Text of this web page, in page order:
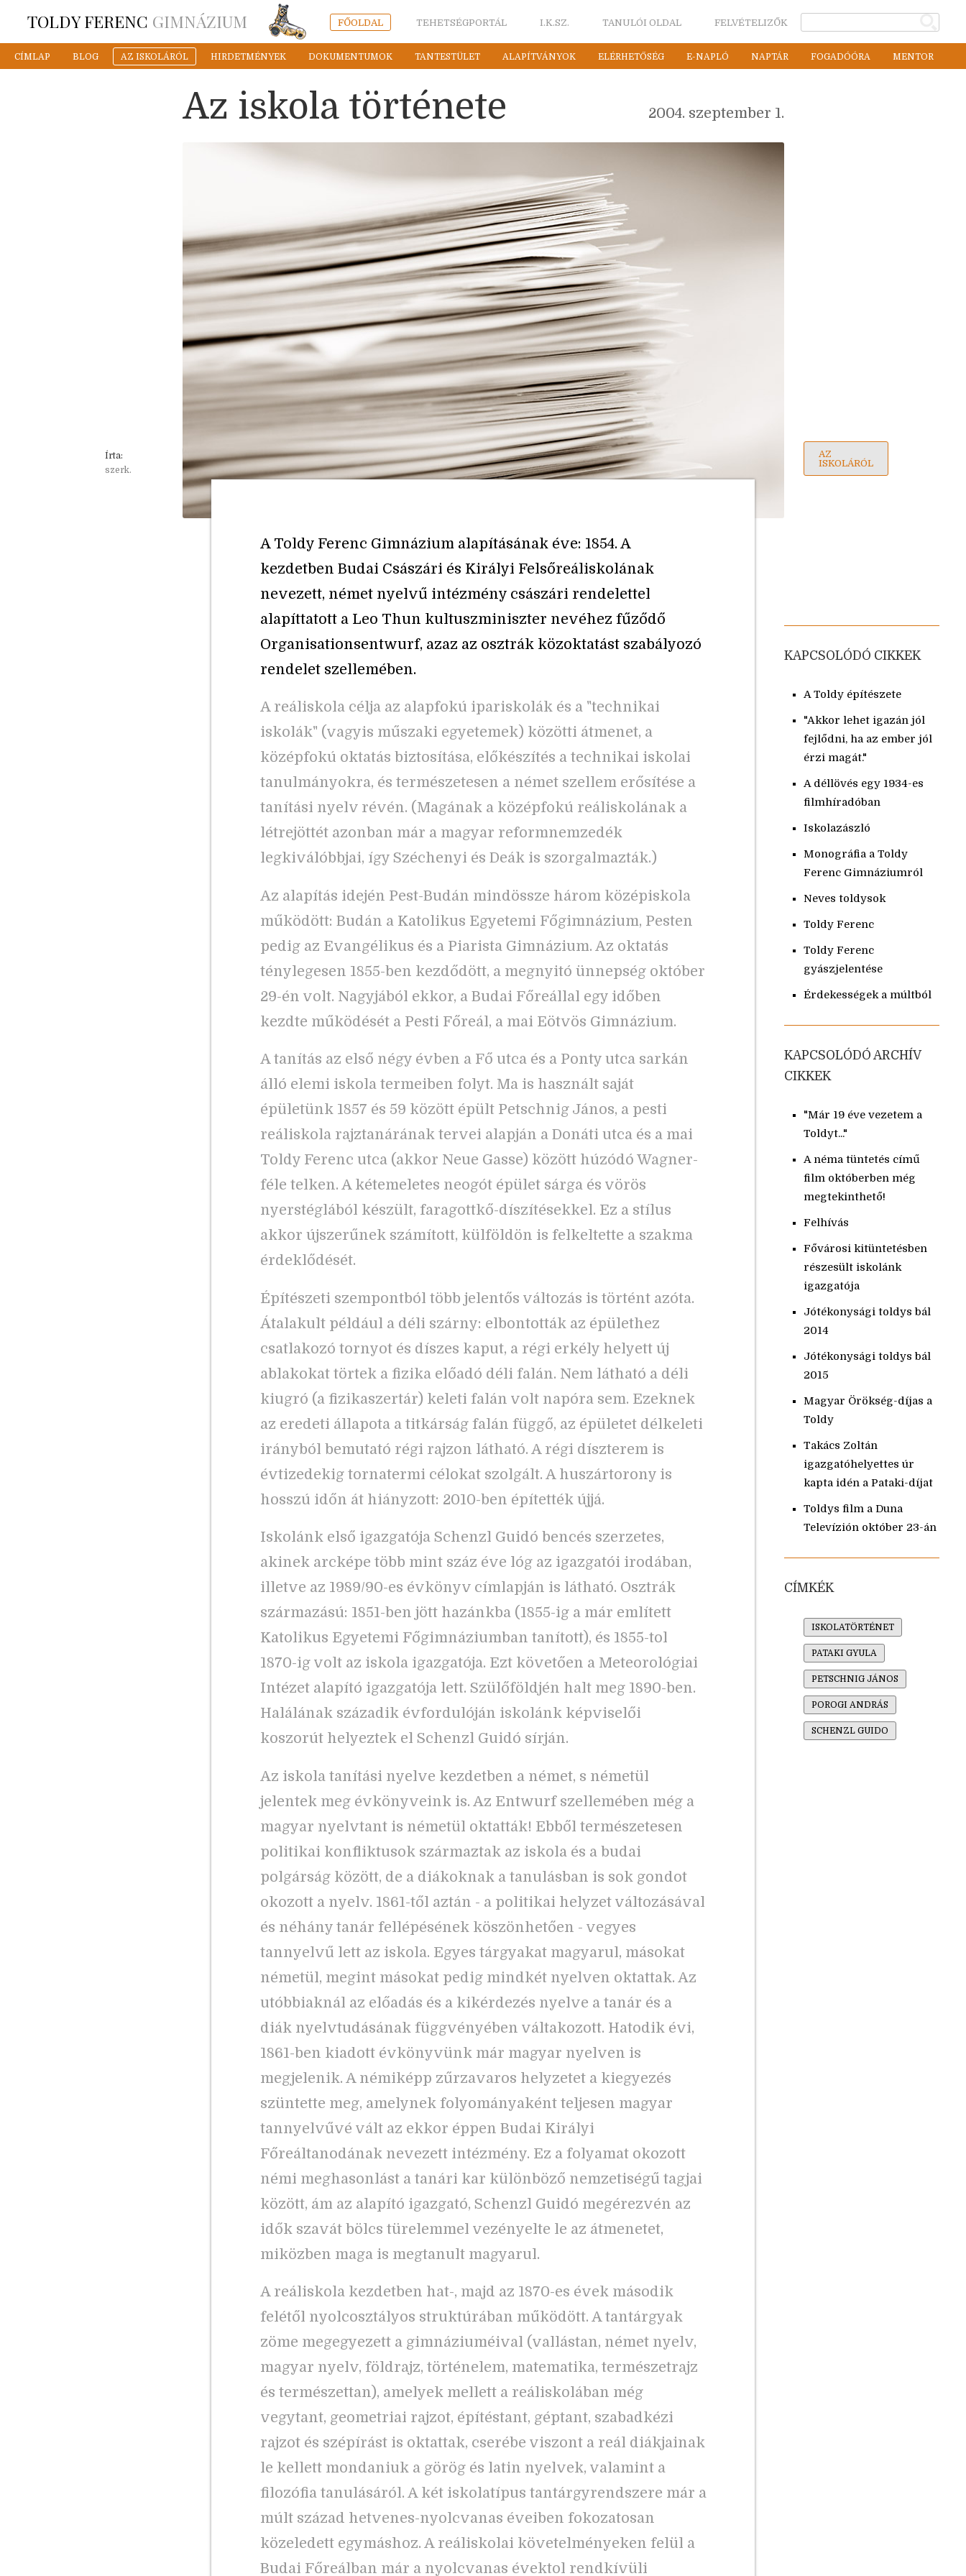
TOLDY FERENC GIMNÁZIUM FŐOLDAL TEHETSÉGPORTÁL I.K.SZ. TANULÓI OLDAL FELVÉTELIZŐK
CÍMLAP BLOG AZ ISKOLÁRÓL HIRDETMÉNYEK DOKUMENTUMOK TANTESTÜLET ALAPÍTVÁNYOK ELÉRHETŐSÉG E-NAPLÓ NAPTÁR FOGADÓÓRA MENTOR
Az iskola története 2004. szeptember 1.
Írta:
szerk.
AZ
ISKOLÁRÓL
A Toldy Ferenc Gimnázium alapításának éve: 1854. A
kezdetben Budai Császári és Királyi Felsőreáliskolának
nevezett, német nyelvű intézmény császári rendelettel
alapíttatott a Leo Thun kultuszminiszter nevéhez fűződő
Organisationsentwurf, azaz az osztrák közoktatást szabályozó
rendelet szellemében.
A reáliskola célja az alapfokú ipariskolák és a "technikai
iskolák" (vagyis műszaki egyetemek) közötti átmenet, a
középfokú oktatás biztosítása, előkészítés a technikai iskolai
tanulmányokra, és természetesen a német szellem erősítése a
tanítási nyelv révén. (Magának a középfokú reáliskolának a
létrejöttét azonban már a magyar reformnemzedék
legkiválóbbjai, így Széchenyi és Deák is szorgalmazták.)
Az alapítás idején Pest-Budán mindössze három középiskola
működött: Budán a Katolikus Egyetemi Főgimnázium, Pesten
pedig az Evangélikus és a Piarista Gimnázium. Az oktatás
ténylegesen 1855-ben kezdődött, a megnyitó ünnepség október
29-én volt. Nagyjából ekkor, a Budai Főreállal egy időben
kezdte működését a Pesti Főreál, a mai Eötvös Gimnázium.
A tanítás az első négy évben a Fő utca és a Ponty utca sarkán
álló elemi iskola termeiben folyt. Ma is használt saját
épületünk 1857 és 59 között épült Petschnig János, a pesti
reáliskola rajztanárának tervei alapján a Donáti utca és a mai
Toldy Ferenc utca (akkor Neue Gasse) között húzódó Wagner-
féle telken. A kétemeletes neogót épület sárga és vörös
nyerstéglából készült, faragottkő-díszítésekkel. Ez a stílus
akkor újszerűnek számított, külföldön is felkeltette a szakma
érdeklődését.
Építészeti szempontból több jelentős változás is történt azóta.
Átalakult például a déli szárny: elbontották az épülethez
csatlakozó tornyot és díszes kaput, a régi erkély helyett új
ablakokat törtek a fizika előadó déli falán. Nem látható a déli
kiugró (a fizikaszertár) keleti falán volt napóra sem. Ezeknek
az eredeti állapota a titkárság falán függő, az épületet délkeleti
irányból bemutató régi rajzon látható. A régi díszterem is
évtizedekig tornatermi célokat szolgált. A huszártorony is
hosszú időn át hiányzott: 2010-ben építették újjá.
Iskolánk első igazgatója Schenzl Guidó bencés szerzetes,
akinek arcképe több mint száz éve lóg az igazgatói irodában,
illetve az 1989/90-es évkönyv címlapján is látható. Osztrák
származású: 1851-ben jött hazánkba (1855-ig a már említett
Katolikus Egyetemi Főgimnáziumban tanított), és 1855-tol
1870-ig volt az iskola igazgatója. Ezt követően a Meteorológiai
Intézet alapító igazgatója lett. Szülőföldjén halt meg 1890-ben.
Halálának századik évfordulóján iskolánk képviselői
koszorút helyeztek el Schenzl Guidó sírján.
Az iskola tanítási nyelve kezdetben a német, s németül
jelentek meg évkönyveink is. Az Entwurf szellemében még a
magyar nyelvtant is németül oktatták! Ebből természetesen
politikai konfliktusok származtak az iskola és a budai
polgárság között, de a diákoknak a tanulásban is sok gondot
okozott a nyelv. 1861-től aztán - a politikai helyzet változásával
és néhány tanár fellépésének köszönhetően - vegyes
tannyelvű lett az iskola. Egyes tárgyakat magyarul, másokat
németül, megint másokat pedig mindkét nyelven oktattak. Az
utóbbiaknál az előadás és a kikérdezés nyelve a tanár és a
diák nyelvtudásának függvényében váltakozott. Hatodik évi,
1861-ben kiadott évkönyvünk már magyar nyelven is
megjelenik. A némiképp zűrzavaros helyzetet a kiegyezés
szüntette meg, amelynek folyományaként teljesen magyar
tannyelvűvé vált az ekkor éppen Budai Királyi
Főreáltanodának nevezett intézmény. Ez a folyamat okozott
némi meghasonlást a tanári kar különböző nemzetiségű tagjai
között, ám az alapító igazgató, Schenzl Guidó megérezvén az
idők szavát bölcs türelemmel vezényelte le az átmenetet,
miközben maga is megtanult magyarul.
A reáliskola kezdetben hat-, majd az 1870-es évek második
felétől nyolcosztályos struktúrában működött. A tantárgyak
zöme megegyezett a gimnáziuméival (vallástan, német nyelv,
magyar nyelv, földrajz, történelem, matematika, természetrajz
és természettan), amelyek mellett a reáliskolában még
vegytant, geometriai rajzot, építéstant, géptant, szabadkézi
rajzot és szépírást is oktattak, cserébe viszont a reál diákjainak
le kellett mondaniuk a görög és latin nyelvek, valamint a
filozófia tanulásáról. A két iskolatípus tantárgyrendszere már a
múlt század hetvenes-nyolcvanas éveiben fokozatosan
közeledett egymáshoz. A reáliskolai követelményeken felül a
Budai Főreálban már a nyolcvanas évektol rendkívüli
KAPCSOLÓDÓ CIKKEK
A Toldy építészete
"Akkor lehet igazán jól
fejlődni, ha az ember jól
érzi magát."
A déllövés egy 1934-es
filmhíradóban
Iskolazászló
Monográfia a Toldy
Ferenc Gimnáziumról
Neves toldysok
Toldy Ferenc
Toldy Ferenc
gyászjelentése
Érdekességek a múltból
KAPCSOLÓDÓ ARCHÍV
CIKKEK
"Már 19 éve vezetem a
Toldyt..."
A néma tüntetés című
film októberben még
megtekinthető!
Felhívás
Fővárosi kitüntetésben
részesült iskolánk
igazgatója
Jótékonysági toldys bál
2014
Jótékonysági toldys bál
2015
Magyar Örökség-díjas a
Toldy
Takács Zoltán
igazgatóhelyettes úr
kapta idén a Pataki-díjat
Toldys film a Duna
Televízión október 23-án
CÍMKÉK
ISKOLATÖRTÉNET
PATAKI GYULA
PETSCHNIG JÁNOS
POROGI ANDRÁS
SCHENZL GUIDO